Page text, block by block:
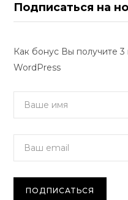
Подписаться на
Как бонус Вы получите
WordPress